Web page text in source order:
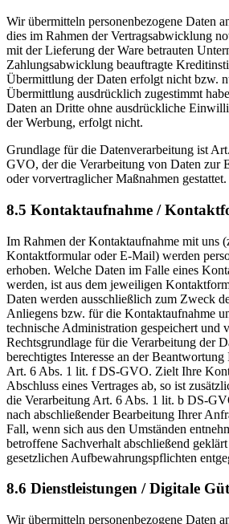
Wir übermitteln personenbezogene Daten
dies im Rahmen der Vertragsabwicklung
mit der Lieferung der Ware betrauten
Zahlungsabwicklung beauftragte
Übermittlung der Daten erfolgt nicht bzw.
Übermittlung ausdrücklich zugestimmt
Daten an Dritte ohne ausdrückliche
der Werbung, erfolgt nicht.
Grundlage für die Datenverarbeitung ist
GVO, der die Verarbeitung von Daten zur
oder vorvertraglicher Maßnahmen gestattet.
8.5 Kontaktaufnahme /
Im Rahmen der Kontaktaufnahme mit uns
Kontaktformular oder E-Mail) werden
erhoben. Welche Daten im Falle eines
werden, ist aus dem jeweiligen
Daten werden ausschließlich zum Zweck
Anliegens bzw. für die Kontaktaufnahme
technische Administration gespeichert und
Rechtsgrundlage für die Verarbeitung der
berechtigtes Interesse an der
Art. 6 Abs. 1 lit. f DS-GVO. Zielt Ihre
Abschluss eines Vertrages ab, so ist
die Verarbeitung Art. 6 Abs. 1 lit. b DS-
nach abschließender Bearbeitung Ihrer
Fall, wenn sich aus den Umständen
betroffene Sachverhalt abschließend
gesetzlichen Aufbewahrungspflichten
8.6 Dienstleistungen / Digitale
Wir übermitteln personenbezogene Daten